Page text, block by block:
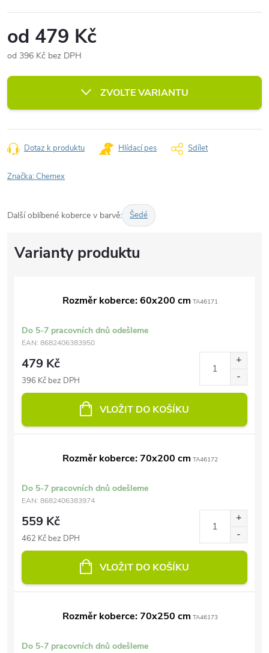
od 479 Kč
od 396 Kč bez DPH
cena:
ZVOLTE VARIANTU
Dotaz k produktu Hlídací pes Sdílet
Značka:Chemex
Další oblíbené koberce v barvě: Šedé
Rozměr koberce: 60x200 cm TA46171
Do 5-7 pracovních dnů odešleme
EAN: 8682406383950
479 Kč
396 Kč bez DPH
VLOŽIT DO KOŠÍKU
Rozměr koberce: 70x200 cm TA46172
Do 5-7 pracovních dnů odešleme
EAN: 8682406383974
559 Kč
462 Kč bez DPH
VLOŽIT DO KOŠÍKU
Rozměr koberce: 70x250 cm TA46173
Do 5-7 pracovních dnů odešleme